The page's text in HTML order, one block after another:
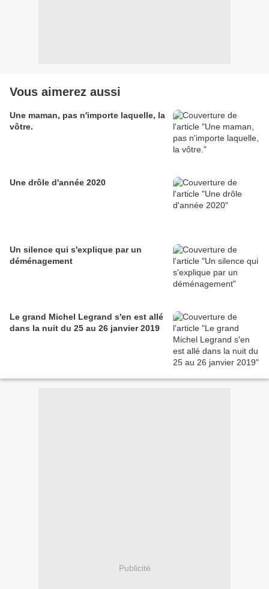
Vous aimerez aussi
Une maman, pas n'importe laquelle, la
vôtre.
Une drôle d'année 2020
Un silence qui s'explique par un
déménagement
Le grand Michel Legrand s'en est allé
dans la nuit du 25 au 26 janvier 2019
Publicité